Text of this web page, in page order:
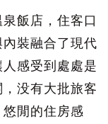
飯店，住客口
裝融合了現代
感受到處處是
没有大批旅客
閒的住房感